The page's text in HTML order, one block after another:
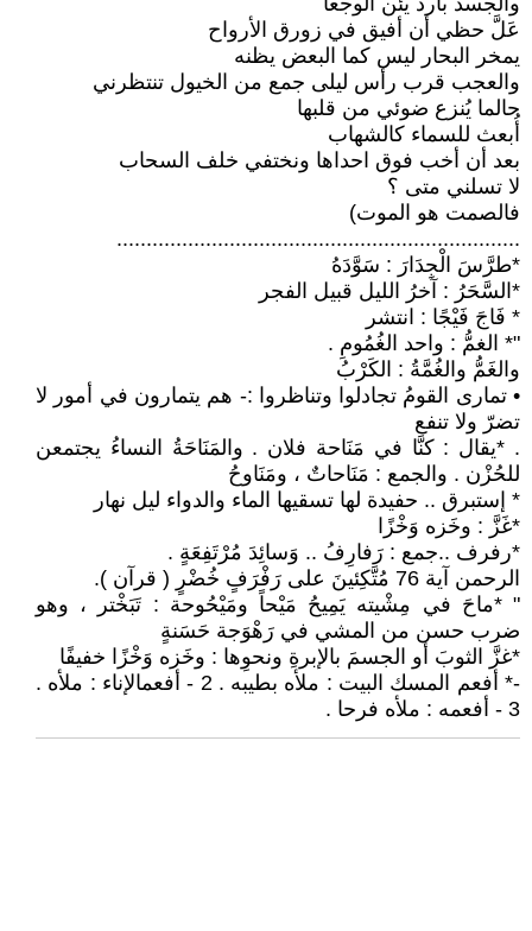
عَلَّ حظي أن أفيق في زورق الأرواح
يمخر البحار ليس كما البعض يظنه
والعجب قرب رأس ليلى جمع من الخيول تنتظرني
حالما يُنزع ضوئي من قلبها
أُبعث للسماء كالشهاب
بعد أن أخب فوق احداها ونختفي خلف السحاب
لا تسلني متى ؟
فالصمت هو الموت)
....................................................................
*طرَّسَ الْجِدَارَ : سَوَّدَهُ
*السَّحَرُ : آخرُ الليل قبيل الفجر
* فَاجَ فَيْجًا : انتشر
"* الغمُّ : واحد الغُمُومِ .
والغَمُّ والغُمَّةُ : الكَرْبُ
• تمارى القومُ تجادلوا وتناظروا :- هم يتمارون في أمور لا
تضرّ ولا تنفع
. *يقال : كنَّا في مَنَاحة فلان . والمَنَاحَةُ النساءُ يجتمعن
للحُزْن . والجمع : مَنَاحاتٌ ، ومَنَاوحُ
* إستبرق .. حفيدة لها تسقيها الماء والدواء ليل نهار
*غَزَّ : وخَزه وَخْزًا
*رفرف ..جمع : رَفارِفُ .. وَسائِدَ مُرْتَفِعَةٍ .
الرحمن آية 76 مُتَّكِئينَ على رَفْرَفٍ خُضْرٍ ( قرآن ).
" *ماحَ في مِشْيته يَمِيحُ مَيْحاً ومَيْحُوحة : تَبَخْتر ، وهو
ضرب حسن من المشي في رَهْوَجة حَسَنةٍ
*غزَّ الثوبَ أو الجسمَ بالإبرةِ ونحوِها : وخَزه وَخْزًا خفيفًا
-* أفعم المسك البيت : ملأه بطيبه . 2 - أفعمالإناء : ملأه .
3 - أفعمه : ملأه فرحا .